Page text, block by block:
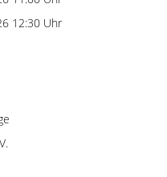
12:30 Uhr